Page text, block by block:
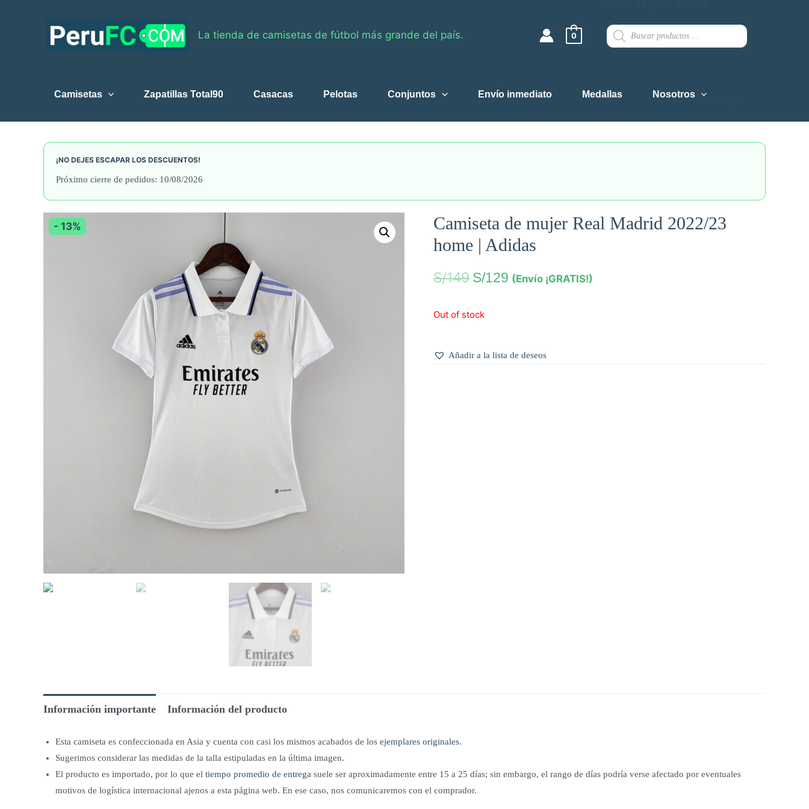
La tienda de camisetas de fútbol más grande del país. 0
Products
search
Camisetas Zapatillas Total90 Casacas Pelotas Conjuntos Envío inmediato Medallas Nosotros
¡NO DEJES ESCAPAR LOS DESCUENTOS!
Próximo cierre de pedidos: 10/08/2026
- 13%
Camiseta de mujer Real Madrid 2022/23
home | Adidas
S/149 S/129 (Envío ¡GRATIS!)
Out of stock
Añadir a la lista de deseos
Información importante Información del producto
Esta camiseta es confeccionada en Asia y cuenta con casi los mismos acabados de los ejemplares originales.
Sugerimos considerar las medidas de la talla estipuladas en la última imagen.
El producto es importado, por lo que el tiempo promedio de entrega suele ser aproximadamente entre 15 a 25 días; sin embargo, el rango de días podría verse afectado por eventuales
motivos de logística internacional ajenos a esta página web. En ese caso, nos comunicaremos con el comprador.